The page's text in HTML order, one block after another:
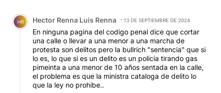
Comentario de Hector Renna Luis Renna.
HR Hector Renna Luis Renna 13 DE SEPTIEMBRE DE 2024
En ninguna pagina del codigo penal dice que cortar
una calle o llevar a una menor a una marcha de
protesta son delitos pero la bullrich "sentencia" que si
lo es, lo que si es un delito es un policia tirando gas
pimeinta a una menor de 10 años sentada en la calle,
el problema es que la ministra cataloga de delito lo
que la ley no prohibe..